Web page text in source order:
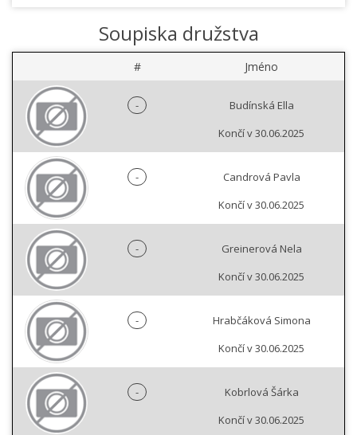
Soupiska družstva
# Jméno
-
Budínská Ella
Končí v 30.06.2025
-
Candrová Pavla
Končí v 30.06.2025
-
Greinerová Nela
Končí v 30.06.2025
-
Hrabčáková Simona
Končí v 30.06.2025
-
Kobrlová Šárka
Končí v 30.06.2025